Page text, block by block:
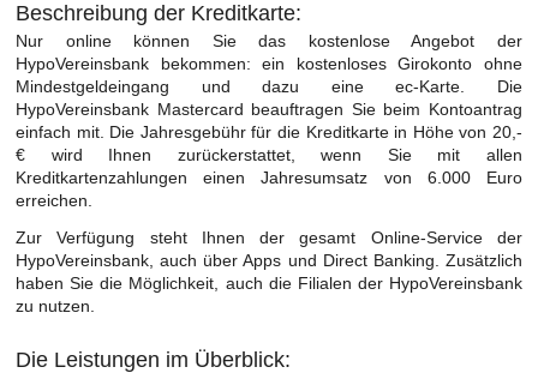
Beschreibung der Kreditkarte:
Nur online können Sie das kostenlose Angebot der
HypoVereinsbank bekommen: ein kostenloses Girokonto ohne
Mindestgeldeingang und dazu eine ec-Karte. Die
HypoVereinsbank Mastercard beauftragen Sie beim Kontoantrag
einfach mit. Die Jahresgebühr für die Kreditkarte in Höhe von 20,-
€ wird Ihnen zurückerstattet, wenn Sie mit allen
Kreditkartenzahlungen einen Jahresumsatz von 6.000 Euro
erreichen.
Zur Verfügung steht Ihnen der gesamt Online-Service der
HypoVereinsbank, auch über Apps und Direct Banking. Zusätzlich
haben Sie die Möglichkeit, auch die Filialen der HypoVereinsbank
zu nutzen.
Die Leistungen im Überblick: